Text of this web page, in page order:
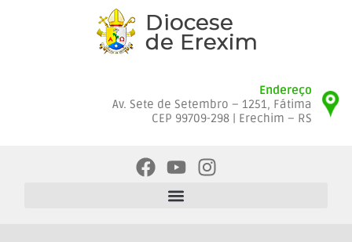
Endereço
Av. Sete de Setembro – 1251, Fátima
CEP 99709-298 | Erechim – RS